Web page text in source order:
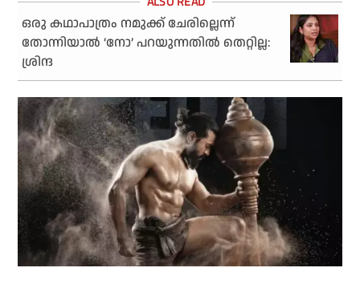
ഒരു കഥാപാത്രം നമുക്ക് ചേരില്ലെന്ന്
തോന്നിയാല്‍ ‘നോ’ പറയുന്നതില്‍ തെറ്റില്ല:
ശ്രിന്ദ